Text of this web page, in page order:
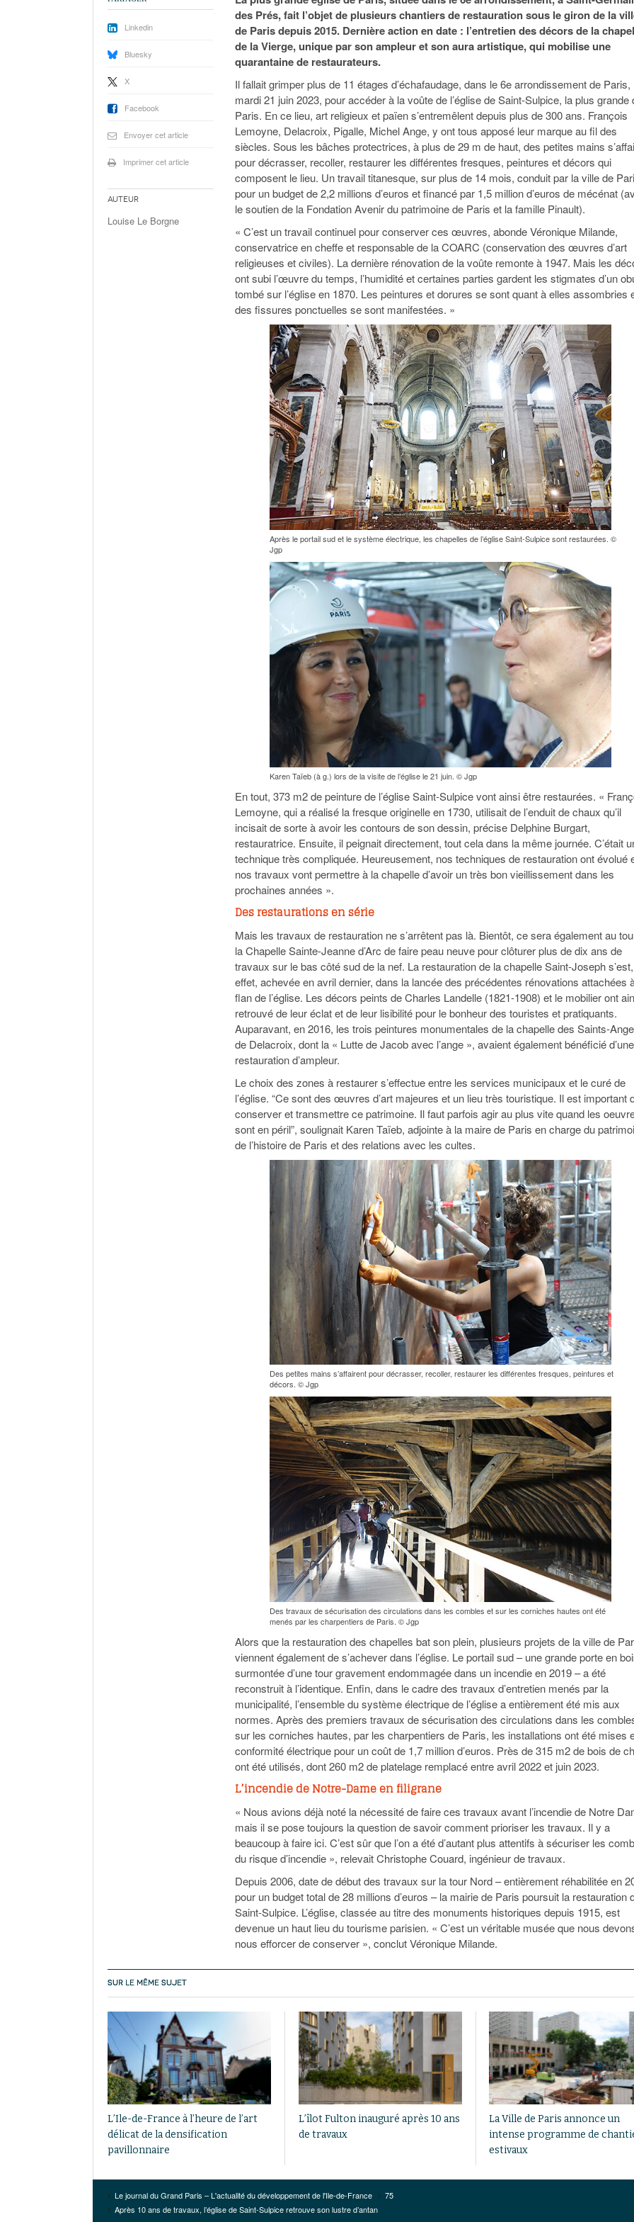
À Paris, les cadres de la tech et de la finance
redessinent le marché de la location de luxe
16 juillet 2026
résidence à Torcy
- 15 juillet 2026
Plus d'articles
janvier 2026
Municipales 2026 : la CCI livre 23
relancer l’économie parisienne - 20
Municipales 2026 : la CCI de
Cahier d’expert à destination des
janvier 2026
Plus d'articles
Exclusif –
feuille de
À Paris, les
redessinent le
16 juillet 2026
des Prés, fait l’objet de plusieurs chantiers de restauration sous le giron de la
de Paris depuis 2015. Dernière action en date : l’entretien des décors de la
de la Vierge, unique par son ampleur et son aura artistique, qui mobilise une
quarantaine de restaurateurs.
Il fallait grimper plus de 11 étages d’échafaudage, dans le 6e arrondissement de Paris,
mardi 21 juin 2023, pour accéder à la voûte de l’église de Saint-Sulpice, la plus grande
Paris. En ce lieu, art religieux et païen s’entremêlent depuis plus de 300 ans. François
Lemoyne, Delacroix, Pigalle, Michel Ange, y ont tous apposé leur marque au fil des
siècles. Sous les bâches protectrices, à plus de 29 m de haut, des petites mains
pour décrasser, recoller, restaurer les différentes fresques, peintures et décors qui
composent le lieu. Un travail titanesque, sur plus de 14 mois, conduit par la ville de
pour un budget de 2,2 millions d’euros et financé par 1,5 million d’euros de mécénat
le soutien de la Fondation Avenir du patrimoine de Paris et la famille Pinault).
« C’est un travail continuel pour conserver ces œuvres, abonde Véronique Milande,
conservatrice en cheffe et responsable de la COARC (conservation des œuvres d’art
religieuses et civiles). La dernière rénovation de la voûte remonte à 1947. Mais les
ont subi l’œuvre du temps, l’humidité et certaines parties gardent les stigmates d’un
tombé sur l’église en 1870. Les peintures et dorures se sont quant à elles assombries
des fissures ponctuelles se sont manifestées. »
Après le portail sud et le système électrique, les chapelles de l’église Saint-Sulpice sont restaurées. ©
Jgp
Karen Taïeb (à g.) lors de la visite de l’église le 21 juin. © Jgp
En tout, 373 m2 de peinture de l’église Saint-Sulpice vont ainsi être restaurées. «
Lemoyne, qui a réalisé la fresque originelle en 1730, utilisait de l’enduit de chaux qu’il
incisait de sorte à avoir les contours de son dessin, précise Delphine Burgart,
restauratrice. Ensuite, il peignait directement, tout cela dans la même journée. C’était
technique très compliquée. Heureusement, nos techniques de restauration ont évolué
nos travaux vont permettre à la chapelle d’avoir un très bon vieillissement dans les
prochaines années ».
Des restaurations en série
Mais les travaux de restauration ne s’arrêtent pas là. Bientôt, ce sera également au
la Chapelle Sainte-Jeanne d’Arc de faire peau neuve pour clôturer plus de dix ans de
travaux sur le bas côté sud de la nef. La restauration de la chapelle Saint-Joseph
effet, achevée en avril dernier, dans la lancée des précédentes rénovations attachées
flan de l’église. Les décors peints de Charles Landelle (1821-1908) et le mobilier ont
retrouvé de leur éclat et de leur lisibilité pour le bonheur des touristes et pratiquants.
Auparavant, en 2016, les trois peintures monumentales de la chapelle des Saints-
de Delacroix, dont la « Lutte de Jacob avec l’ange », avaient également bénéficié d’une
restauration d’ampleur.
Le choix des zones à restaurer s’effectue entre les services municipaux et le curé de
l’église. “Ce sont des œuvres d’art majeures et un lieu très touristique. Il est important
conserver et transmettre ce patrimoine. Il faut parfois agir au plus vite quand les
sont en péril”, soulignait Karen Taïeb, adjointe à la maire de Paris en charge du
de l’histoire de Paris et des relations avec les cultes.
Des petites mains s’affairent pour décrasser, recoller, restaurer les différentes fresques, peintures et
décors. © Jgp
Des travaux de sécurisation des circulations dans les combles et sur les corniches hautes ont été
menés par les charpentiers de Paris. © Jgp
Alors que la restauration des chapelles bat son plein, plusieurs projets de la ville de
viennent également de s’achever dans l’église. Le portail sud – une grande porte en
surmontée d’une tour gravement endommagée dans un incendie en 2019 – a été
reconstruit à l’identique. Enfin, dans le cadre des travaux d’entretien menés par la
municipalité, l’ensemble du système électrique de l’église a entièrement été mis aux
normes. Après des premiers travaux de sécurisation des circulations dans les
sur les corniches hautes, par les charpentiers de Paris, les installations ont été mises
conformité électrique pour un coût de 1,7 million d’euros. Près de 315 m2 de bois de
ont été utilisés, dont 260 m2 de platelage remplacé entre avril 2022 et juin 2023.
L’incendie de Notre-Dame en filigrane
« Nous avions déjà noté la nécessité de faire ces travaux avant l’incendie de Notre
mais il se pose toujours la question de savoir comment prioriser les travaux. Il y a
beaucoup à faire ici. C’est sûr que l’on a été d’autant plus attentifs à sécuriser les
du risque d’incendie », relevait Christophe Couard, ingénieur de travaux.
Depuis 2006, date de début des travaux sur la tour Nord – entièrement réhabilitée en
pour un budget total de 28 millions d’euros – la mairie de Paris poursuit la restauration
Saint-Sulpice. L’église, classée au titre des monuments historiques depuis 1915, est
devenue un haut lieu du tourisme parisien. « C’est un véritable musée que nous
nous efforcer de conserver », conclut Véronique Milande.
Linkedin
Bluesky
X
Facebook
Envoyer cet article
Imprimer cet article
Auteur
Louise Le Borgne
SUR LE MÊME SUJET
L’Ile-de-France à l’heure de l’art
délicat de la densification
pavillonnaire
L’îlot Fulton inauguré après 10 ans
de travaux
La Ville de Paris annonce un
intense programme de
estivaux
Le journal du Grand Paris – L'actualité du développement de l'Ile-de-France
75
Après 10 ans de travaux, l’église de Saint-Sulpice retrouve son lustre d’antan